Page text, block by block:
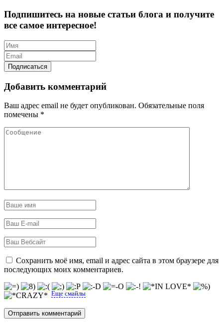
Подпишитесь на новые статьи блога и получите
все самое интересное!
Добавить комментарий
Ваш адрес email не будет опубликован. Обязательные поля
помечены *
Сохранить моё имя, email и адрес сайта в этом браузере для
последующих моих комментариев.
Еще смайлы